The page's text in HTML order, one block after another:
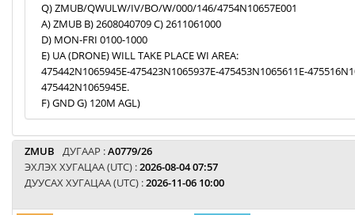
Q) ZMUB/QWULW/IV/BO/W/000/146/4754N10657E001
A) ZMUB B) 2608040709 C) 2611061000
D) MON-FRI 0100-1000
E) UA (DRONE) WILL TAKE PLACE WI AREA:
475442N1065945E-475423N1065937E-475453N1065611E-
475442N1065945E.
F) GND G) 120M AGL)
ZMUB ДУГААР :A0779/26
ЭХЛЭХ ХУГАЦАА (UTC) :2026-08-04 07:57
ДУУСАХ ХУГАЦАА (UTC) :2026-11-06 10:00